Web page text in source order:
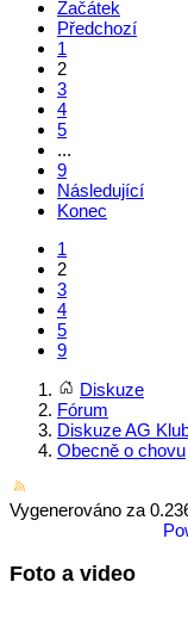
Začátek
Předchozí
1
2
3
4
5
...
9
Následující
Konec
1
2
3
4
5
9
Diskuze
Fórum
Diskuze AG
Obecně o chovu
Vygenerováno za
Foto a video